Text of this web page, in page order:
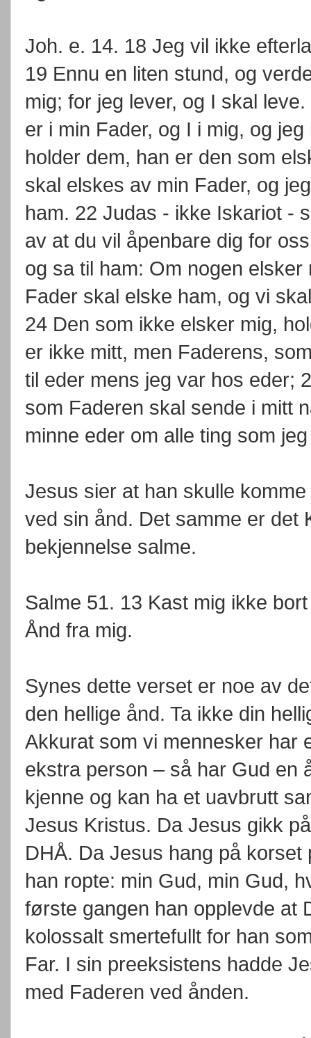
Joh. e. 14. 18 Jeg vil ikke
19 Ennu en liten stund, og
mig; for jeg lever, og I skal
er i min Fader, og I i mig, og
holder dem, han er den som
skal elskes av min Fader, og
ham. 22 Judas - ikke Iskariot -
av at du vil åpenbare dig for
og sa til ham: Om nogen
Fader skal elske ham, og vi
24 Den som ikke elsker mig,
er ikke mitt, men Faderens,
til eder mens jeg var hos eder;
som Faderen skal sende i mitt
minne eder om alle ting som
Jesus sier at han skulle
ved sin ånd. Det samme er det
bekjennelse salme.
Salme 51. 13 Kast mig ikke
Ånd fra mig.
Synes dette verset er noe av
den hellige ånd. Ta ikke din
Akkurat som vi mennesker har
ekstra person – så har Gud en
kjenne og kan ha et uavbrutt
Jesus Kristus. Da Jesus gikk
DHÅ. Da Jesus hang på
han ropte: min Gud, min Gud,
første gangen han opplevde at
kolossalt smertefullt for han
Far. I sin preeksistens hadde
med Faderen ved ånden.